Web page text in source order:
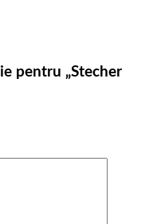
pentru „Stecher